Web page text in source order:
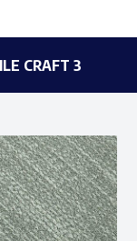
CRAFT 3